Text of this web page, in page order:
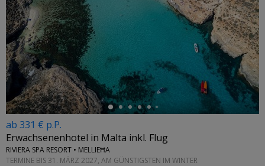
←
ab 331 € p.P.
Erwachsenenhotel in Malta inkl. Flug
RIVIERA SPA RESORT • MELLIEĦA
TERMINE BIS 31. MÄRZ 2027, AM GÜNSTIGSTEN IM WINTER